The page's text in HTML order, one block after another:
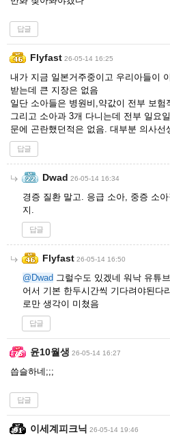
답글
Flyfast 26-05-14 16:25
내가 지금 일본거주중이고 우리아들이
받는데 큰 지장은 없음
일단 소아들은 병원비,약값이 전부 보험
그리고 소아과 3개 다니는데 전부 일요
문에 곤란했던적은 없음. 대부분 의사
답글
Dwad 26-05-14 16:34
경증 질환 말고. 응급 소아, 중증 소
지.
답글
Flyfast 26-05-14 16:50
@Dwad 그럴수도 있겠네 워낙 유튜
어서 기본 한두시간씩 기다려야된다
로만 생각이 미쳤음
답글
윤10월생 26-05-14 16:27
씁슬하네;;;
답글
이세계피크닉 26-05-14 19:46